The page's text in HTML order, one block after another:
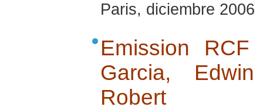
Paris, diciembre 2006
Emission
Garcia,
Robert